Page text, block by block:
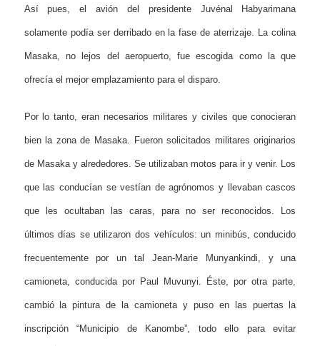
Así pues, el avión del presidente Juvénal Habyarimana
solamente podía ser derribado en la fase de aterrizaje. La colina
Masaka, no lejos del aeropuerto, fue escogida como la que
ofrecía el mejor emplazamiento para el disparo.
Por lo tanto, eran necesarios militares y civiles que conocieran
bien la zona de Masaka. Fueron solicitados militares originarios
de Masaka y alrededores. Se utilizaban motos para ir y venir. Los
que las conducían se vestían de agrónomos y llevaban cascos
que les ocultaban las caras, para no ser reconocidos. Los
últimos días se utilizaron dos vehículos: un minibús, conducido
frecuentemente por un tal Jean-Marie Munyankindi, y una
camioneta, conducida por Paul Muvunyi. Éste, por otra parte,
cambió la pintura de la camioneta y puso en las puertas la
inscripción “Municipio de Kanombe”, todo ello para evitar